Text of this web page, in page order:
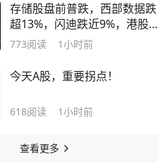
存储股盘前普跌，西部数据跌
超13%，闪迪跌近9%，港股
科网股普跌，南方两倍做多海
773阅读 1小时前
今天A股，重要拐点！
618阅读 1小时前
查看更多